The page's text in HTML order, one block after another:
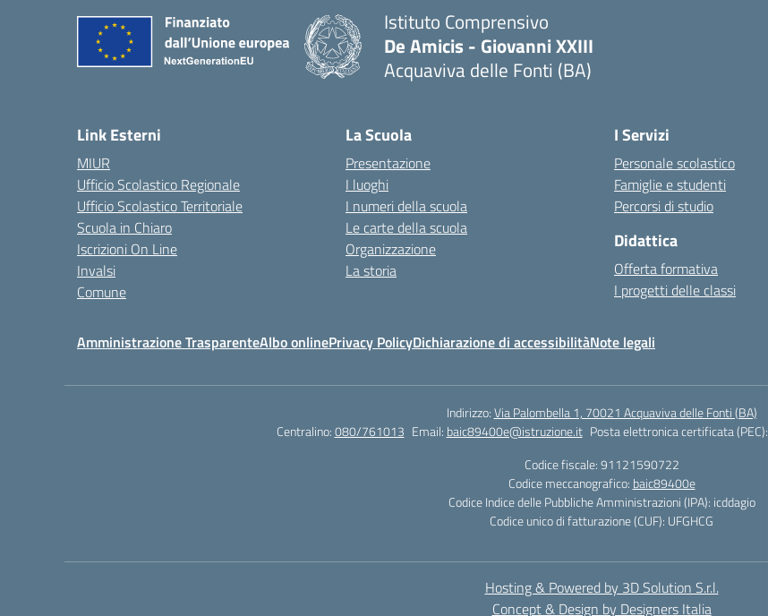
Istituto Comprensivo
De Amicis - Giovanni XXIII
Acquaviva delle Fonti (BA)
Link Esterni
MIUR
Ufficio Scolastico Regionale
Ufficio Scolastico Territoriale
Scuola in Chiaro
Iscrizioni On Line
Invalsi
Comune
La Scuola
Presentazione
I luoghi
I numeri della scuola
Le carte della scuola
Organizzazione
La storia
I Servizi
Personale scolastico
Famiglie e studenti
Percorsi di studio
Didattica
Offerta formativa
I progetti delle classi
Amministrazione TrasparenteAlbo onlinePrivacy PolicyDichiarazione di accessibilitàNote legali
Indirizzo:Via Palombella 1, 70021 Acquaviva delle Fonti (BA)
Centralino:080/761013 Email: baic89400e@istruzione.it Posta elettronica certificata (PEC):
Codice fiscale: 91121590722
Codice meccanografico: baic89400e
Codice Indice delle Pubbliche Amministrazioni (IPA): icddagio
Codice unico di fatturazione (CUF): UFGHCG
Hosting & Powered by 3D Solution S.r.l.
Concept & Design by Designers Italia